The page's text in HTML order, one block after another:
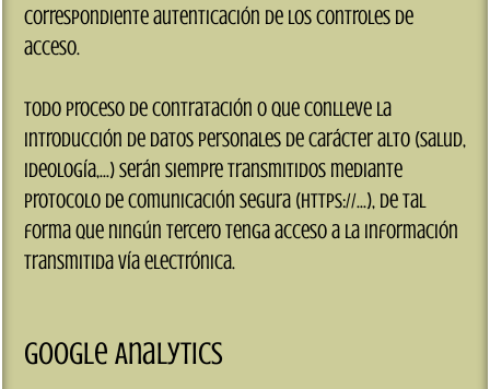
correspondiente autenticación de los controles de
acceso.
Todo proceso de contratación o que conlleve la
introducción de datos personales de carácter alto (salud,
ideología,...) serán siempre transmitidos mediante
protocolo de comunicación segura (https://...), de tal
forma que ningún tercero tenga acceso a la información
transmitida vía electrónica.
Google Analytics